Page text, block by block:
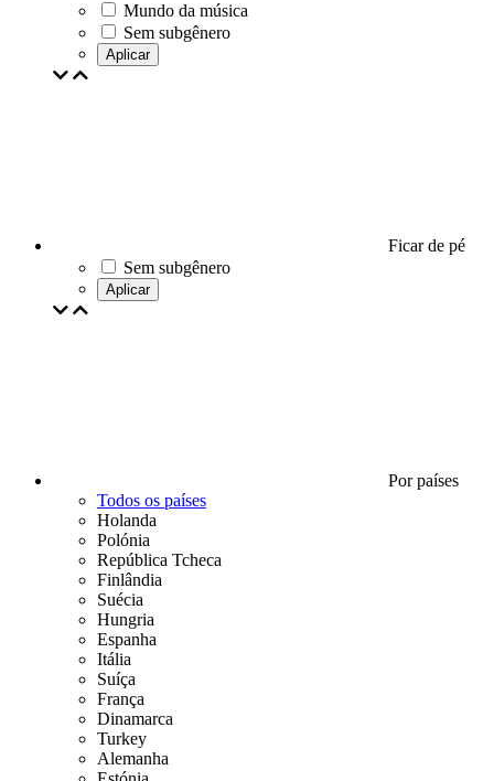
Mundo da música
Sem subgênero
Aplicar
Ficar de pé
Sem subgênero
Aplicar
Por países
Todos os países
Holanda
Polónia
República Tcheca
Finlândia
Suécia
Hungria
Espanha
Itália
Suíça
França
Dinamarca
Turkey
Alemanha